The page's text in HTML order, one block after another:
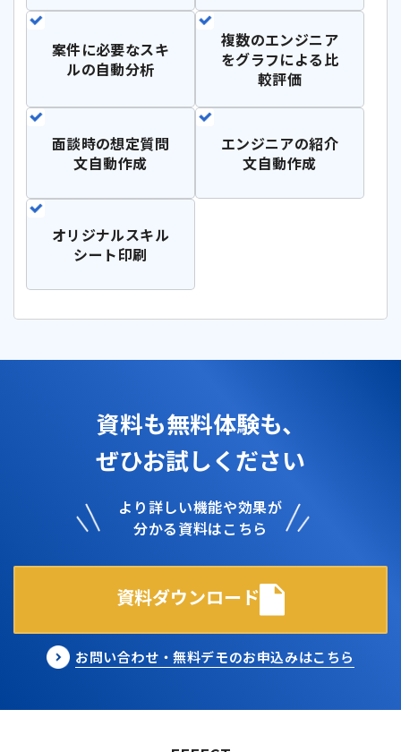
案件に必要なスキ
ルの自動分析
複数のエンジニア
をグラフによる比
較評価
面談時の想定質問
文自動作成
エンジニアの紹介
文自動作成
オリジナルスキル
シート印刷
資料も無料体験も、
ぜひお試しください
より詳しい機能や効果が
分かる資料はこちら
資料ダウンロード
お問い合わせ・無料デモのお申込みはこちら